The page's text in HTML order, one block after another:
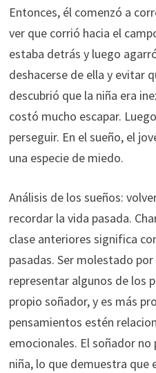
Entonces, él comenzó a
ver que corrió hacia el
estaba detrás y luego
deshacerse de ella y evitar
descubrió que la niña era
costó mucho escapar.
perseguir. En el sueño, el
una especie de miedo.
Análisis de los sueños:
recordar la vida pasada.
clase anteriores significa
pasadas. Ser molestado
representar algunos de los
propio soñador, y es más
pensamientos estén
emocionales. El soñador no
niña, lo que demuestra que